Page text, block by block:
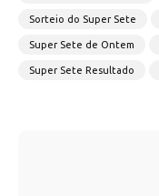
Sorteio do Super Sete
Super Sete de Ontem
Super Sete Resultado